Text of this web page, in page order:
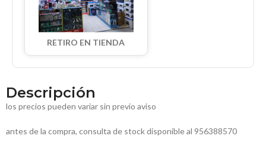
RETIRO EN TIENDA
Descripción
los precios pueden variar sin previo aviso
antes de la compra, consulta de stock disponible al 956388570